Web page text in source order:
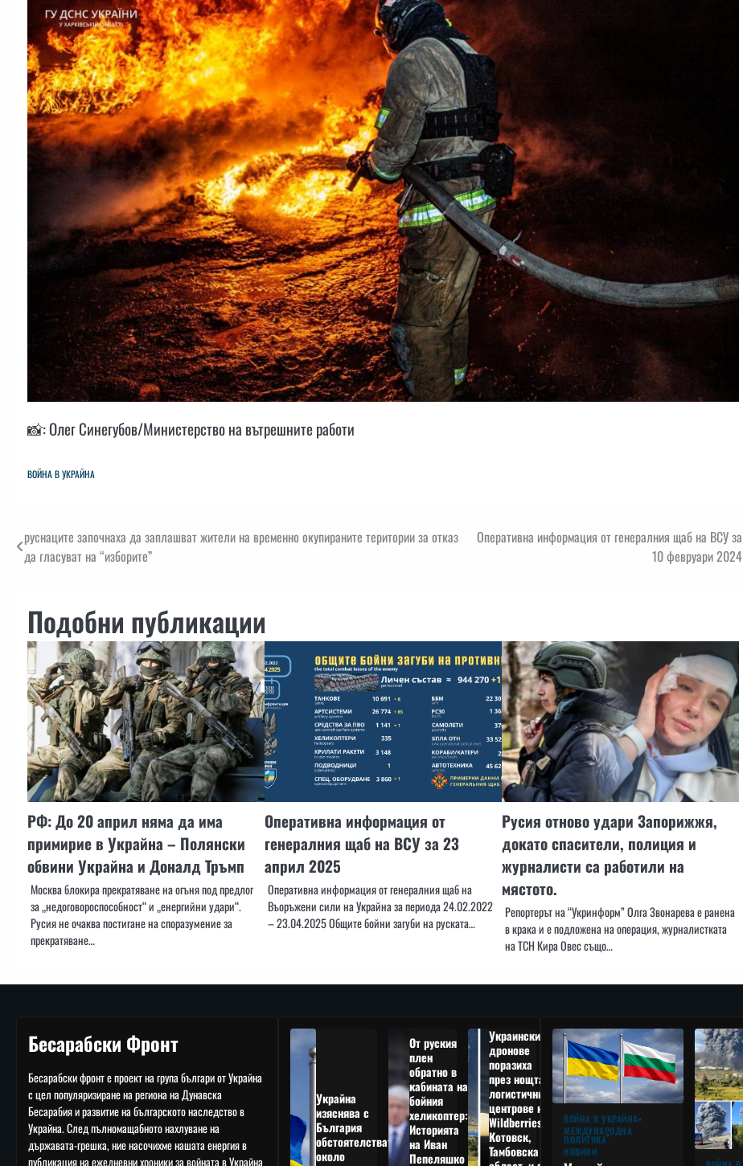
📸: Олег Синегубов/Министерство на вътрешните работи
ВОЙНА В УКРАЙНА
Навигация
руснаците започнаха да заплашват жители на временно окупираните територии за отказ
да гласуват на “изборите”
Оперативна информация от генералния щаб на ВСУ за
10 февруари 2024
Подобни публикации
РФ: До 20 април няма да има
примирие в Украйна – Полянски
обвини Украйна и Доналд Тръмп
Москва блокира прекратяване на огъня под предлог
за „недоговороспособност“ и „енергийни удари“.
Русия не очаква постигане на споразумение за
прекратяване…
Оперативна информация от
генералния щаб на ВСУ за 23
април 2025
Оперативна информация от генералния щаб на
Въоръжени сили на Украйна за периода 24.02.2022
– 23.04.2025 Общите бойни загуби на руската…
Русия отново удари Запорижжя,
докато спасители, полиция и
журналисти са работили на
мястото.
Репортерът на “Укринформ” Олга Звонарева е ранена
в крака и е подложена на операция, журналистката
на ТСН Кира Овес също…
Бесарабски Фронт
Бесарабски фронт е проект на група българи от Украйна
с цел популяризиране на региона на Дунавска
Бесарабия и развитие на българското наследство в
Украйна. След пълномащабното нахлуване на
държавата-грешка, ние насочихме нашата енергия в
публикация на ежедневни хроники за войната в Украйна
Украйна
изяснява с
България
обстоятелствата
около
От руския
плен
обратно в
кабината на
бойния
хеликоптер:
Историята
на Иван
Пепеляшко
Украински
дронове
поразиха
през нощта
логистични
центрове на
Wildberries в
Котовск,
Тамбовска
ВОЙНА В УКРАЙНА
МЕЖДУНАРОДНА
ПОЛИТИКА
НОВИНИ